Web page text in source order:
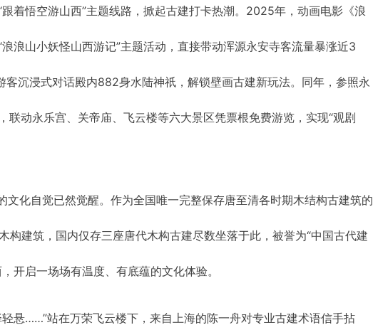
着悟空游山西”主题线路，掀起古建打卡热潮。2025年，动画电影《浪
浪山小妖怪山西游记”主题活动，直接带动浑源永安寺客流量暴涨近3
客沉浸式对话殿内882身水陆神祇，解锁壁画古建新玩法。同年，参照永
联动永乐宫、关帝庙、飞云楼等六大景区凭票根免费游览，实现“观剧
文化自觉已然觉醒。作为全国唯一完整保存唐至清各时期木结构古建筑的
构建筑，国内仅存三座唐代木构古建尽数坐落于此，被誉为“中国古代建
开启一场场有温度、有底蕴的文化体验。
悬……”站在万荣飞云楼下，来自上海的陈一舟对专业古建术语信手拈